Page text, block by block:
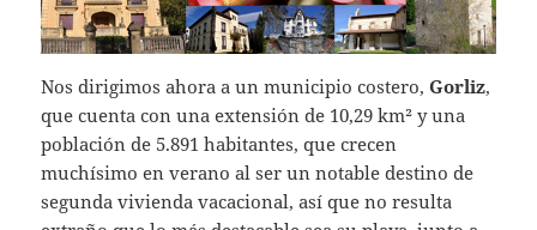
Nos dirigimos ahora a un municipio costero,Gorliz,
que cuenta con una extensión de 10,29 km² y una
población de 5.891 habitantes, que crecen
muchísimo en verano al ser un notable destino de
segunda vivienda vacacional, así que no resulta